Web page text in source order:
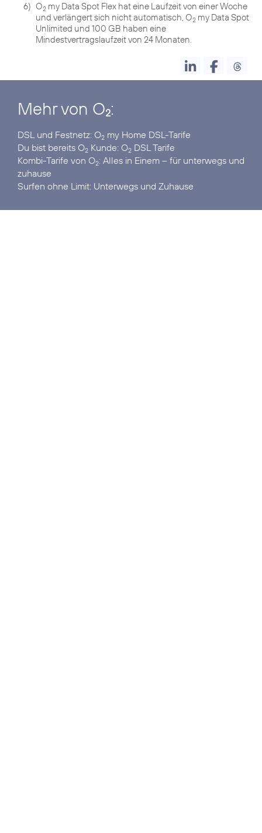
6) O2 my Data Spot Flex hat eine Laufzeit von einer Woche
und verlängert sich nicht automatisch, O2 my Data Spot
Unlimited und 100 GB haben eine
Mindestvertragslaufzeit von 24 Monaten.
Mehr von O2:
DSL und Festnetz: O2 my Home DSL-Tarife
Du bist bereits O2 Kunde: O2 DSL Tarife
Kombi-Tarife von O2: Alles in Einem – für unterwegs und
zuhause
Surfen ohne Limit: Unterwegs und Zuhause